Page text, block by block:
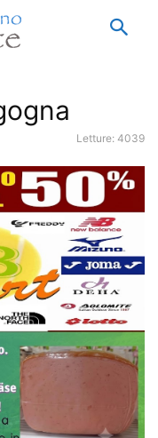
Letture: 4039